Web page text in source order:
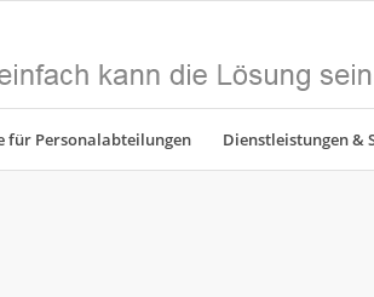
für Personalabteilungen Dienstleistungen &